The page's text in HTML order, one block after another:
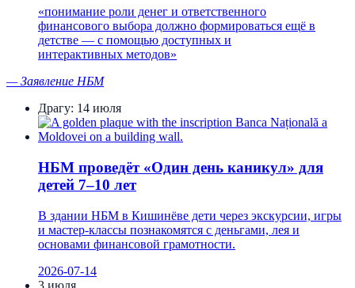
«понимание роли денег и ответственного
финансового выбора должно формироваться ещё в
детстве — с помощью доступных и
интерактивных методов»
—Заявление НБМ
Драгу: 14 июля
НБМ проведёт «Один день каникул» для
детей 7–10 лет
В здании НБМ в Кишинёве дети через экскурсии, игры
и мастер-классы познакомятся с деньгами, лея и
основами финансовой грамотности.
2026-07-14
3 июля